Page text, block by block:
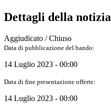
Dettagli della notizia
Aggiudicato / Chiuso
Data di pubblicazione del bando:
14 Luglio 2023 - 00:00
Data di fine presentazione offerte:
14 Luglio 2023 - 00:00